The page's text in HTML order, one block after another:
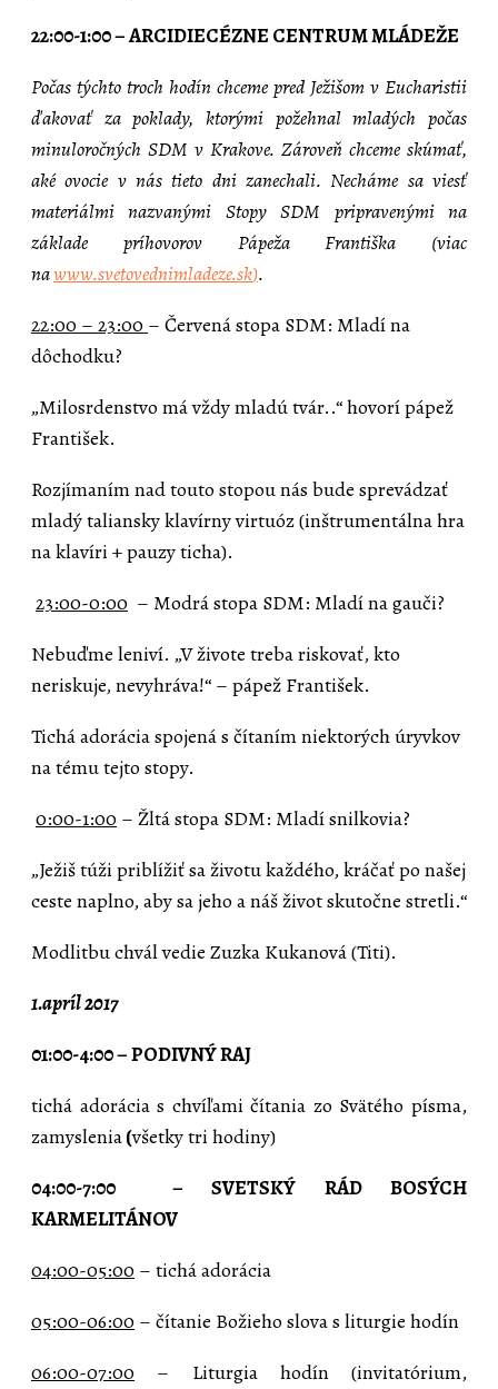
22:00-1:00 – ARCIDIECÉZNE CENTRUM MLÁDEŽE
Počas týchto troch hodín chceme pred Ježišom v Eucharistii
ďakovať za poklady, ktorými požehnal mladých počas
minuloročných SDM v Krakove. Zároveň chceme skúmať,
aké ovocie v nás tieto dni zanechali. Necháme sa viesť
materiálmi nazvanými Stopy SDM pripravenými na
základe príhovorov Pápeža Františka (viac
nawww.svetovednimladeze.sk).
22:00 – 23:00 – Červená stopa SDM: Mladí na
dôchodku?
„Milosrdenstvo má vždy mladú tvár..“ hovorí pápež
František.
Rozjímaním nad touto stopou nás bude sprevádzať
mladý taliansky klavírny virtuóz (inštrumentálna hra
na klavíri + pauzy ticha).
23:00-0:00 – Modrá stopa SDM: Mladí na gauči?
Nebuďme leniví. „V živote treba riskovať, kto
neriskuje, nevyhráva!“ – pápež František.
Tichá adorácia spojená s čítaním niektorých úryvkov
na tému tejto stopy.
0:00-1:00 – Žltá stopa SDM: Mladí snilkovia?
„Ježiš túži priblížiť sa životu každého, kráčať po našej
ceste naplno, aby sa jeho a náš život skutočne stretli.“
Modlitbu chvál vedie Zuzka Kukanová (Titi).
1.apríl 2017
01:00-4:00 – PODIVNÝ RAJ
tichá adorácia s chvíľami čítania zo Svätého písma,
zamyslenia(všetky tri hodiny)
04:00-7:00 – SVETSKÝ RÁD BOSÝCH
KARMELITÁNOV
04:00-05:00 – tichá adorácia
05:00-06:00 – čítanie Božieho slova s liturgie hodín
06:00-07:00 – Liturgia hodín (invitatórium,